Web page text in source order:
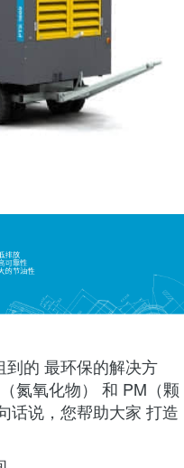
到的 最环保的解决方
氮氧化物） 和 PM（颗
话说，您帮助大家 打造